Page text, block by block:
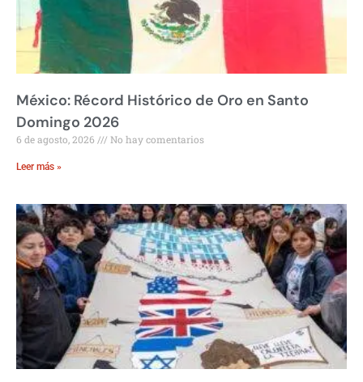
México: Récord Histórico de Oro en Santo
Domingo 2026
6 de agosto, 2026 No hay comentarios
Leer más »